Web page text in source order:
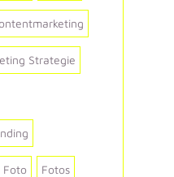
Strategie
Foto Fotos